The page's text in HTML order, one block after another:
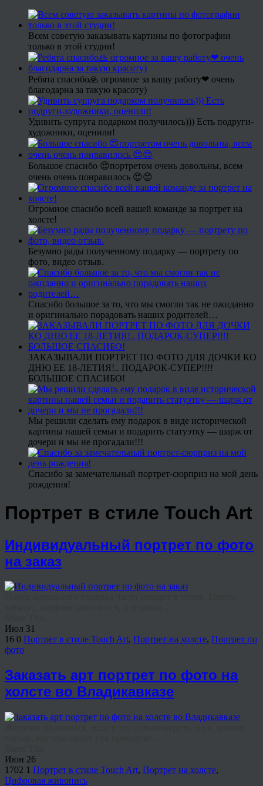
Всем советую заказывать картины по фотографии
только в этой студии!
Ребята спасибо🙏 огромное за вашу работу❤ очень
благодарна за такую красоту)
Удивить супруга подарком получилось))) Есть подруги-
художники, оценили!
Большое спасибо 😍портретом очень довольны, всем
очень очень понравилось 😍😍
Огромное спасибо всей вашей команде за портрет на
холсте!
Безумно рады полученному подарку — портрету по
фото, видео отзыв.
Спасибо большое за то, что мы смогли так не ожиданно
и оригинально порадовать наших родителей…
ЗАКАЗЫВАЛИ ПОРТРЕТ ПО ФОТО ДЛЯ ДОЧКИ КО
ДНЮ ЕЕ 18-ЛЕТИЯ!.. ПОДАРОК-СУПЕР!!!!
БОЛЬШОЕ СПАСИБО!
Мы решили сделать ему подарок в виде исторической
картины нашей семьи и подарить статуэтку — шарж от
дочери и мы не прогадали!!!
Спасибо за замечательный портрет-сюрприз на мой день
рождения!
Портрет в стиле Touch Art
Индивидуальный портрет по фото
на заказ
Июл 31
16 0 Портрет в стиле Touch Art, Портрет на холсте, Портрет по
фото
Заказать арт портрет по фото на
холсте во Владикавказе
Июн 26
1702 1 Портрет в стиле Touch Art, Портрет на холсте,
Цифровая живопись